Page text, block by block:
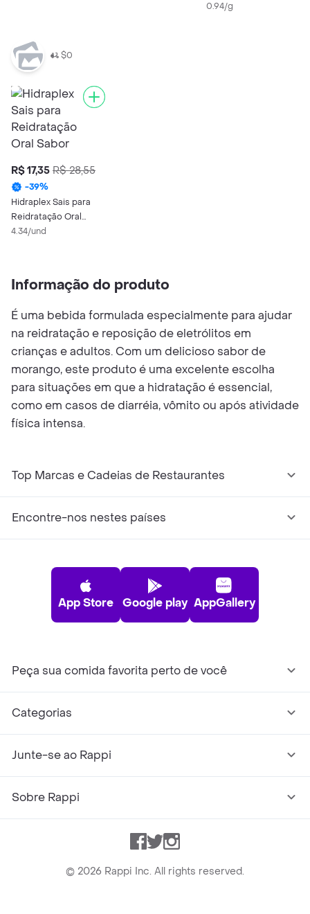
0.94/g
$0
R$ 17,35 R$ 28,55
-39%
Hidraplex Sais para
Reidratação Oral
Sabor Uva
4.34/und
Informação do produto
É uma bebida formulada especialmente para ajudar
na reidratação e reposição de eletrólitos em
crianças e adultos. Com um delicioso sabor de
morango, este produto é uma excelente escolha
para situações em que a hidratação é essencial,
como em casos de diarréia, vômito ou após atividade
física intensa.
Top Marcas e Cadeias de Restaurantes
Encontre-nos nestes países
App Store Google play AppGallery
Peça sua comida favorita perto de você
Categorias
Junte-se ao Rappi
Sobre Rappi
Facebook
TwitterInstagram
© 2026 Rappi Inc. All rights reserved.